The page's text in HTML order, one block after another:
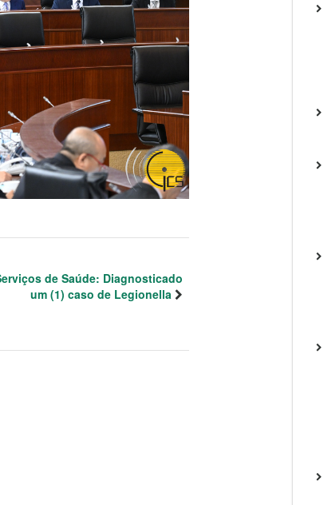
de Saúde: Diagnosticado
um (1) caso de Legionella